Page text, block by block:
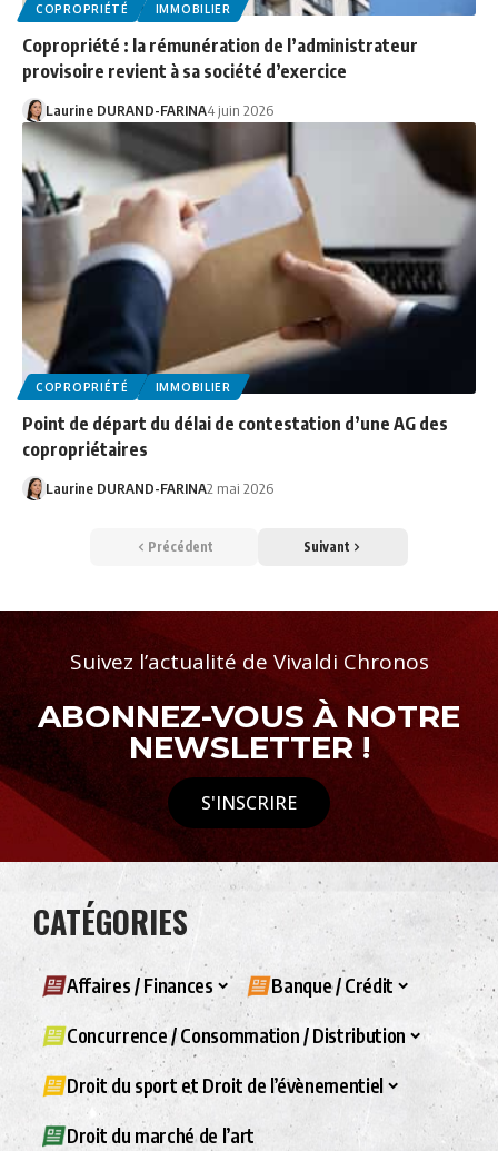
COPROPRIÉTÉ IMMOBILIER
Copropriété : la rémunération de l’administrateur
provisoire revient à sa société d’exercice
Laurine DURAND-FARINA4 juin 2026
COPROPRIÉTÉ IMMOBILIER
Point de départ du délai de contestation d’une AG des
copropriétaires
Laurine DURAND-FARINA2 mai 2026
Précédent Suivant
Suivez l’actualité de Vivaldi Chronos
ABONNEZ-VOUS À NOTRE
NEWSLETTER !
S'INSCRIRE
CATÉGORIES
Affaires / Finances Banque / Crédit
Concurrence / Consommation / Distribution
Droit du sport et Droit de l’évènementiel
Droit du marché de l’art